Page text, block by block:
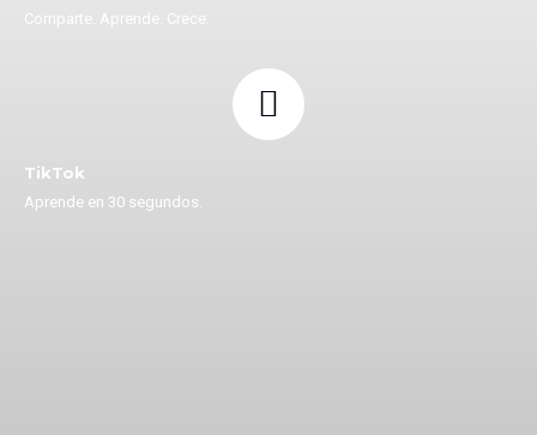
Comparte. Aprende. Crece.
TikTok
Aprende en 30 segundos.